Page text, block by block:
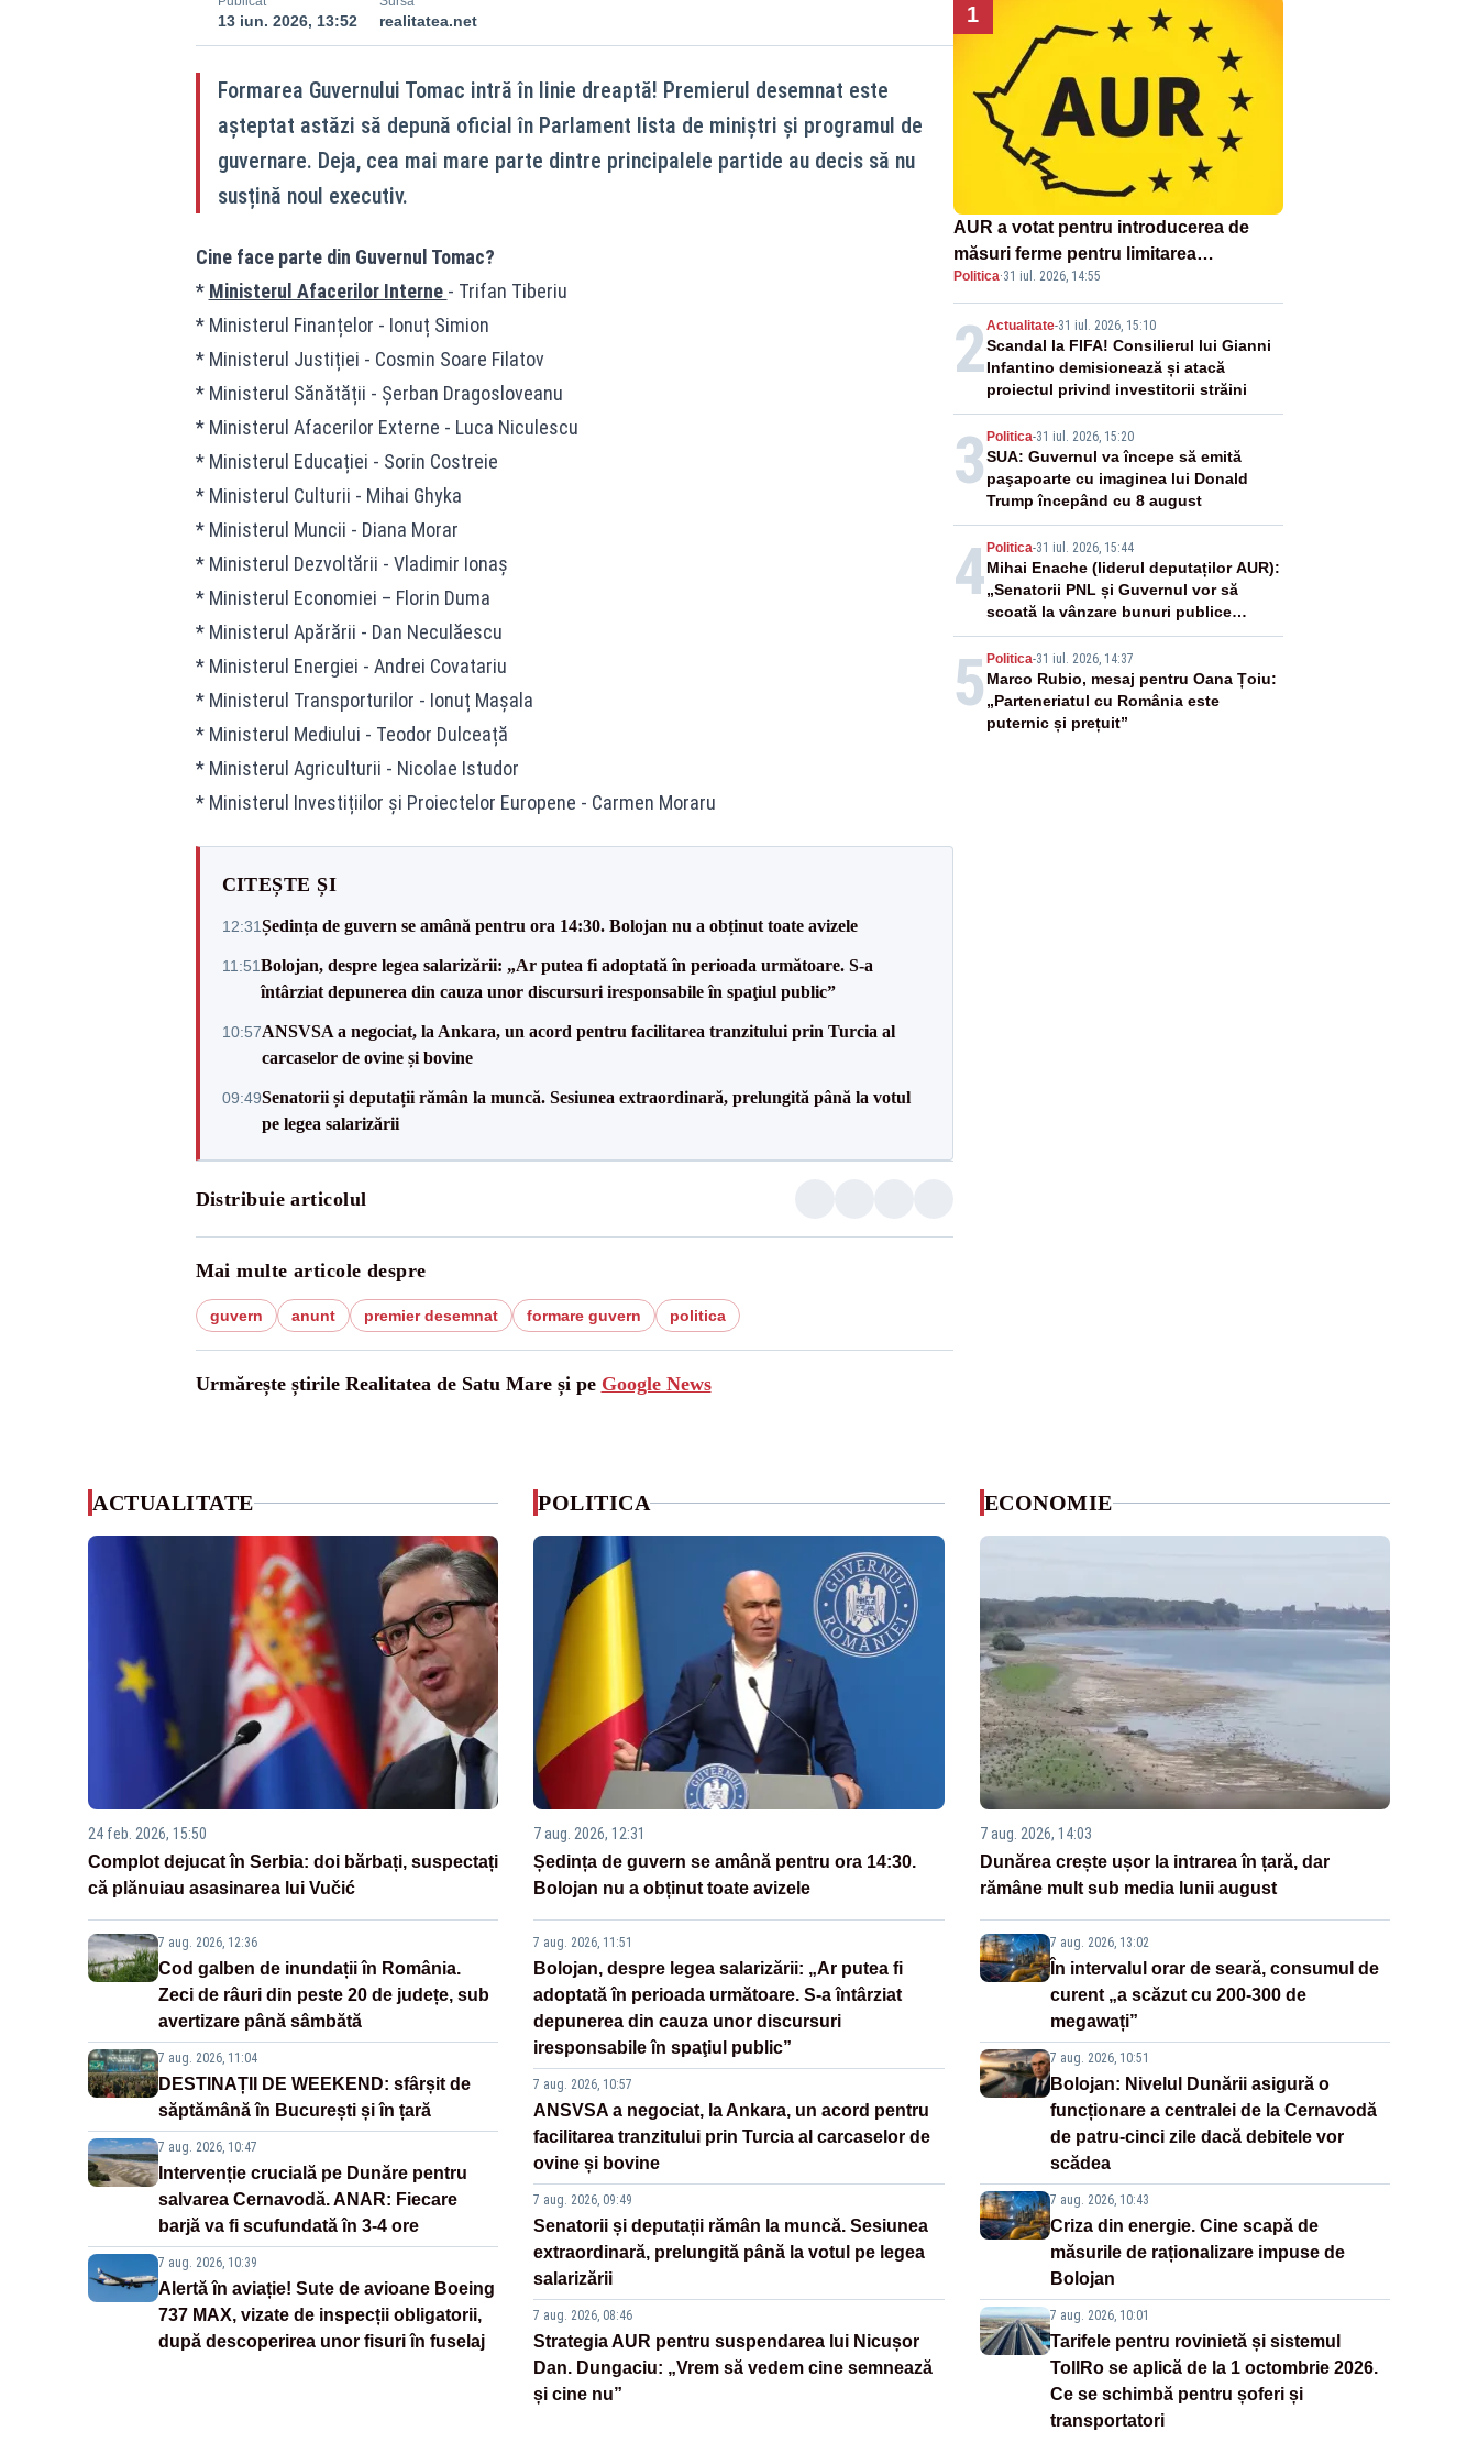
13 iun. 2026, 13:52 realitatea.net
Formarea Guvernului Tomac intră în linie dreaptă! Premierul desemnat este
așteptat astăzi să depună oficial în Parlament lista de miniștri și programul de
guvernare. Deja, cea mai mare parte dintre principalele partide au decis să nu
susțină noul executiv.
Cine face parte din Guvernul Tomac?
* Ministerul Afacerilor Interne - Trifan Tiberiu
* Ministerul Finanțelor - Ionuț Simion
* Ministerul Justiției - Cosmin Soare Filatov
* Ministerul Sănătății - Șerban Dragosloveanu
* Ministerul Afacerilor Externe - Luca Niculescu
* Ministerul Educației - Sorin Costreie
* Ministerul Culturii - Mihai Ghyka
* Ministerul Muncii - Diana Morar
* Ministerul Dezvoltării - Vladimir Ionaș
* Ministerul Economiei – Florin Duma
* Ministerul Apărării - Dan Neculăescu
* Ministerul Energiei - Andrei Covatariu
* Ministerul Transporturilor - Ionuț Mașala
* Ministerul Mediului - Teodor Dulceață
* Ministerul Agriculturii - Nicolae Istudor
* Ministerul Investițiilor și Proiectelor Europene - Carmen Moraru
CITEȘTE ȘI
12:31Ședința de guvern se amână pentru ora 14:30. Bolojan nu a obținut toate avizele
11:51Bolojan, despre legea salarizării: „Ar putea fi adoptată în perioada următoare. S-a
întârziat depunerea din cauza unor discursuri iresponsabile în spaţiul public”
10:57ANSVSA a negociat, la Ankara, un acord pentru facilitarea tranzitului prin Turcia al
carcaselor de ovine și bovine
09:49Senatorii și deputații rămân la muncă. Sesiunea extraordinară, prelungită până la votul
pe legea salarizării
Distribuie articolul
Mai multe articole despre
guvern anunt premier desemnat formare guvern politica
Urmărește știrile Realitatea de Satu Mare și pe Google News
1
AUR a votat pentru introducerea de
măsuri ferme pentru limitarea
răspândirii virusului pestei porcine
africane
Politica·31 iul. 2026, 14:55
2Actualitate-31 iul. 2026, 15:10
Scandal la FIFA! Consilierul lui Gianni
Infantino demisionează și atacă
proiectul privind investitorii străini
3 Politica-31 iul. 2026, 15:20
SUA: Guvernul va începe să emită
paşapoarte cu imaginea lui Donald
Trump începând cu 8 august
4 Politica-31 iul. 2026, 15:44
Mihai Enache (liderul deputaților AUR):
„Senatorii PNL și Guvernul vor să
scoată la vânzare bunuri publice
pentru a stinge datoriile pentru
vaccinurile Pfizer!”
5 Politica-31 iul. 2026, 14:37
Marco Rubio, mesaj pentru Oana Țoiu:
„Parteneriatul cu România este
puternic și prețuit”
ACTUALITATE
24 feb. 2026, 15:50
Complot dejucat în Serbia: doi bărbați, suspectați
că plănuiau asasinarea lui Vučić
7 aug. 2026, 12:36
Cod galben de inundații în România.
Zeci de râuri din peste 20 de județe, sub
avertizare până sâmbătă
7 aug. 2026, 11:04
DESTINAȚII DE WEEKEND: sfârșit de
săptămână în București și în țară
7 aug. 2026, 10:47
Intervenție crucială pe Dunăre pentru
salvarea Cernavodă. ANAR: Fiecare
barjă va fi scufundată în 3-4 ore
7 aug. 2026, 10:39
Alertă în aviație! Sute de avioane Boeing
737 MAX, vizate de inspecții obligatorii,
după descoperirea unor fisuri în fuselaj
POLITICA
7 aug. 2026, 12:31
Ședința de guvern se amână pentru ora 14:30.
Bolojan nu a obținut toate avizele
7 aug. 2026, 11:51
Bolojan, despre legea salarizării: „Ar putea fi
adoptată în perioada următoare. S-a întârziat
depunerea din cauza unor discursuri
iresponsabile în spaţiul public”
7 aug. 2026, 10:57
ANSVSA a negociat, la Ankara, un acord pentru
facilitarea tranzitului prin Turcia al carcaselor de
ovine și bovine
7 aug. 2026, 09:49
Senatorii și deputații rămân la muncă. Sesiunea
extraordinară, prelungită până la votul pe legea
salarizării
7 aug. 2026, 08:46
Strategia AUR pentru suspendarea lui Nicușor
Dan. Dungaciu: „Vrem să vedem cine semnează
și cine nu”
ECONOMIE
7 aug. 2026, 14:03
Dunărea crește ușor la intrarea în țară, dar
rămâne mult sub media lunii august
7 aug. 2026, 13:02
În intervalul orar de seară, consumul de
curent „a scăzut cu 200-300 de
megawați”
7 aug. 2026, 10:51
Bolojan: Nivelul Dunării asigură o
funcționare a centralei de la Cernavodă
de patru-cinci zile dacă debitele vor
scădea
7 aug. 2026, 10:43
Criza din energie. Cine scapă de
măsurile de raționalizare impuse de
Bolojan
7 aug. 2026, 10:01
Tarifele pentru rovinietă și sistemul
TollRo se aplică de la 1 octombrie 2026.
Ce se schimbă pentru șoferi și
transportatori